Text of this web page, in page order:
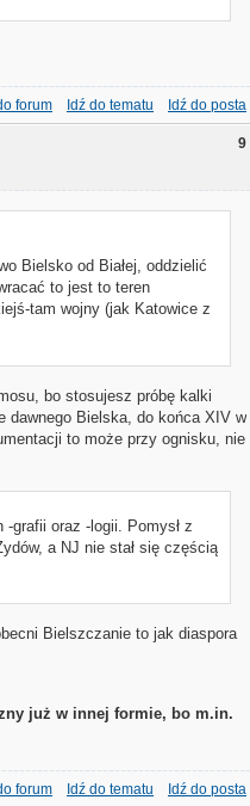
forum Idź do tematu Idź do posta
9
Bielsko od Białej, oddzielić
to jest to teren
tam wojny (jak Katowice z
bo stosujesz próbę kalki
dawnego Bielska, do końca XIV w
to może przy ognisku, nie
grafii oraz -logii. Pomysł z
a NJ nie stał się częścią
Bielszczanie to jak diaspora
już w innej formie, bo m.in.
forum Idź do tematu Idź do posta